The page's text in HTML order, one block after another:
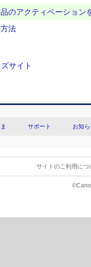
のアクティベーション
法
サポート お知
サイトのご利用につ